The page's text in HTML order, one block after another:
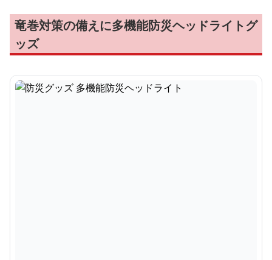
竜巻対策の備えに多機能防災ヘッドライトグ
ッズ